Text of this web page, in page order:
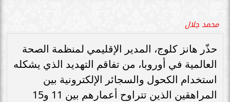
محمد جلال
حذّر هانز كلوج، المدير الإقليمي لمنظمة الصحة
العالمية في أوروبا، من تفاقم التهديد الذي يشكله
استخدام الكحول والسجائر الإلكترونية بين
المراهقين الذين تتراوح أعمارهم بين 11 و15